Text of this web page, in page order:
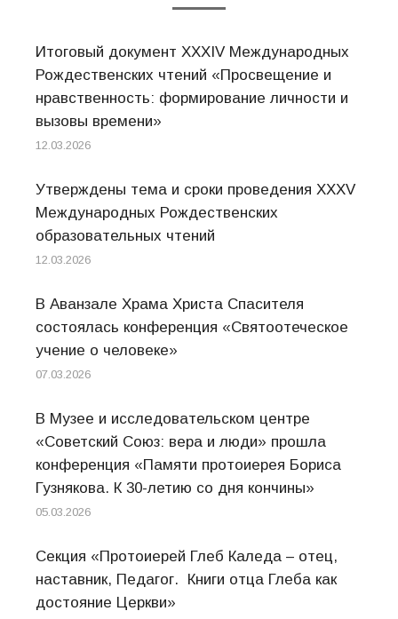
Итоговый документ XXХIV Международных
Рождественских чтений «Просвещение и
нравственность: формирование личности и
вызовы времени»
12.03.2026
Утверждены тема и сроки проведения XXXV
Международных Рождественских
образовательных чтений
12.03.2026
В Аванзале Храма Христа Спасителя
состоялась конференция «Святоотеческое
учение о человеке»
07.03.2026
В Музее и исследовательском центре
«Советский Союз: вера и люди» прошла
конференция «Памяти протоиерея Бориса
Гузнякова. К 30-летию со дня кончины»
05.03.2026
Секция «Протоиерей Глеб Каледа – отец,
наставник, Педагог. Книги отца Глеба как
достояние Церкви»